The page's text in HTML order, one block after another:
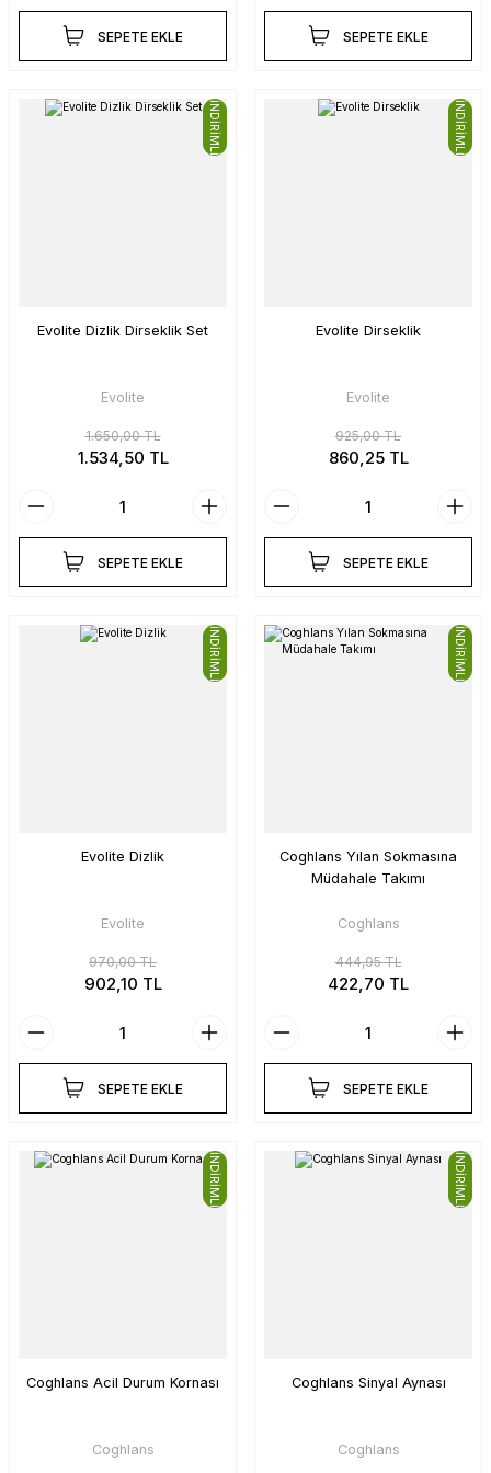
SEPETE EKLE SEPETE EKLE
İNDİRİMLİ
Evolite Dizlik Dirseklik Set
Evolite
1.650,00 TL
1.534,50 TL
SEPETE EKLE
İNDİRİMLİ
Evolite Dirseklik
Evolite
925,00 TL
860,25 TL
SEPETE EKLE
İNDİRİMLİ
Evolite Dizlik
Evolite
970,00 TL
902,10 TL
SEPETE EKLE
İNDİRİMLİ
Coghlans Yılan Sokmasına
Müdahale Takımı
Coghlans
444,95 TL
422,70 TL
SEPETE EKLE
İNDİRİMLİ
Coghlans Acil Durum Kornası
Coghlans
İNDİRİMLİ
Coghlans Sinyal Aynası
Coghlans